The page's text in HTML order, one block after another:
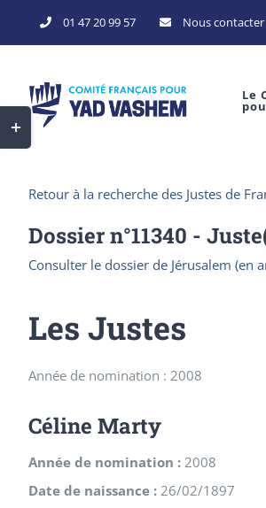
to
01 47 20 99 57 Nous contacter
Le
Retour à la recherche des Justes de
Dossier n°11340 -
Consulter le dossier de Jérusalem (en
Les Justes
Année de nomination : 2008
Céline Marty
Année de nomination : 2008
Date de naissance : 26/02/1897
Toggle
Sliding